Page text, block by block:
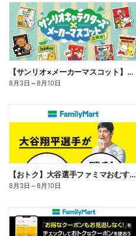
【サンリオ×メーカーマスコット】オリジナルグッズ貰える!
8月3日 ～8月10日
【おトク】大谷選手ファミマおむすび割
8月3日 ～8月10日